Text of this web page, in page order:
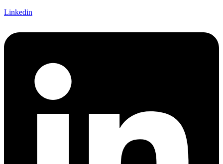
Linkedin